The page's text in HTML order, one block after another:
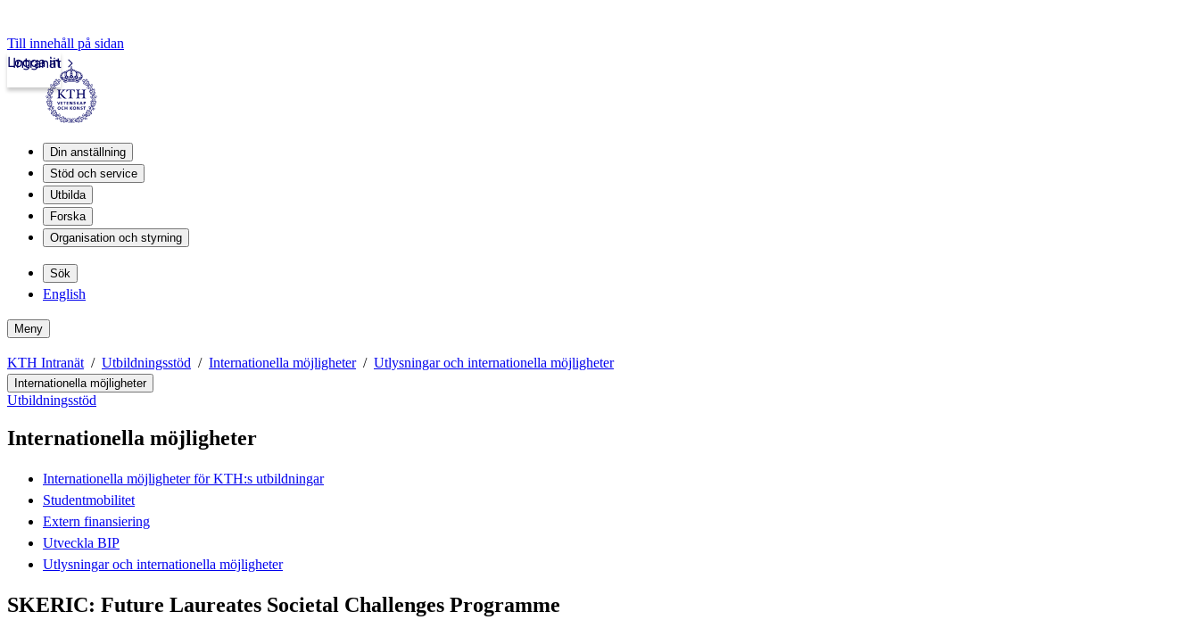
Till innehåll på sidan
Intranät
Logga in
Din anställning
Stöd och service
Utbilda
Forska
Organisation och styrning
Sök
English
Meny
KTH Intranät Utbildningsstöd Internationella möjligheter Utlysningar och internationella möjligheter
Internationella möjligheter
Utbildningsstöd
Internationella möjligheter
Internationella möjligheter för KTH:s utbildningar
Studentmobilitet
Extern finansiering
Utveckla BIP
Utlysningar och internationella möjligheter
SKERIC: Future Laureates Societal Challenges Programme